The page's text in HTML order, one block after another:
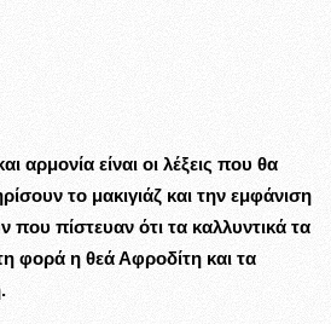
αρμονία είναι οι λέξεις που θα
το μακιγιάζ και την εμφάνιση
πίστευαν ότι τα καλλυντικά τα
φορά η θεά Αφροδίτη και τα